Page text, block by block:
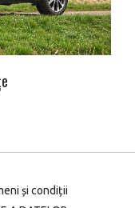
și condiții